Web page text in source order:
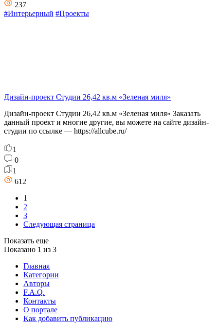
237
#Интерьерный #Проекты
Дизайн-проект Студии 26,42 кв.м «Зеленая миля»
Дизайн-проект Студии 26,42 кв.м «Зеленая миля» Заказать
данный проект и многие другие, вы можете на сайте дизайн-
студии по ссылке — https://allcube.ru/
1
0
1
612
1
2
3
Следующая страница
Показать еще
Показано 1 из 3
Главная
Категории
Авторы
F.A.Q.
Контакты
О портале
Как добавить публикацию